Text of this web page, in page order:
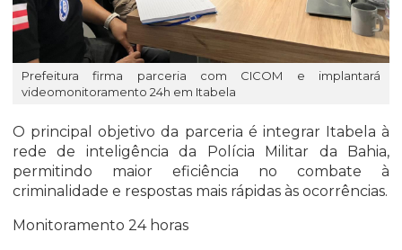
Prefeitura firma parceria com CICOM e implantará
videomonitoramento 24h em Itabela
O principal objetivo da parceria é integrar Itabela à
rede de inteligência da Polícia Militar da Bahia,
permitindo maior eficiência no combate à
criminalidade e respostas mais rápidas às ocorrências.
Monitoramento 24 horas